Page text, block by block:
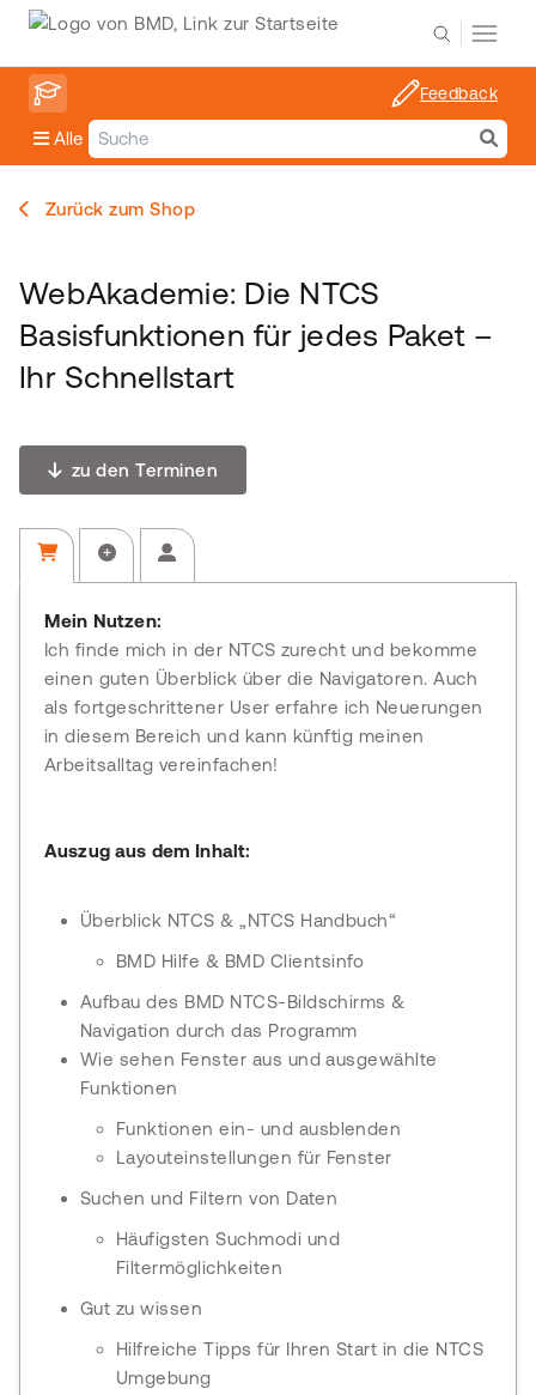
Alle
Feedback
Zurück zum Shop
WebAkademie: Die NTCS
Basisfunktionen für jedes Paket –
Ihr Schnellstart
zu den Terminen
Mein Nutzen:
Ich finde mich in der NTCS zurecht und bekomme
einen guten Überblick über die Navigatoren. Auch
als fortgeschrittener User erfahre ich Neuerungen
in diesem Bereich und kann künftig meinen
Arbeitsalltag vereinfachen!
Auszug aus dem Inhalt:
Überblick NTCS & „NTCS Handbuch“
BMD Hilfe & BMD Clientsinfo
Aufbau des BMD NTCS-Bildschirms &
Navigation durch das Programm
Wie sehen Fenster aus und ausgewählte
Funktionen
Funktionen ein- und ausblenden
Layouteinstellungen für Fenster
Suchen und Filtern von Daten
Häufigsten Suchmodi und
Filtermöglichkeiten
Gut zu wissen
Hilfreiche Tipps für Ihren Start in die NTCS
Umgebung